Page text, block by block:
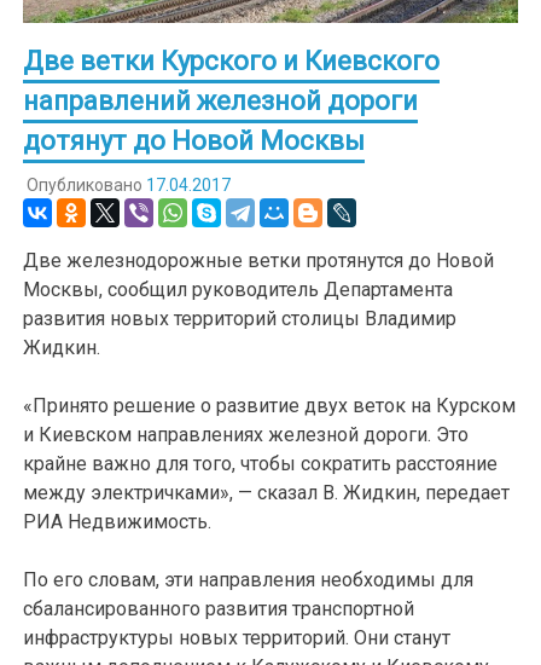
Две ветки Курского и Киевского
направлений железной дороги
дотянут до Новой Москвы
Опубликовано 17.04.2017
Две железнодорожные ветки протянутся до Новой
Москвы, сообщил руководитель Департамента
развития новых территорий столицы Владимир
Жидкин.
«Принято решение о развитие двух веток на Курском
и Киевском направлениях железной дороги. Это
крайне важно для того, чтобы сократить расстояние
между электричками», — сказал В. Жидкин, передает
РИА Недвижимость.
По его словам, эти направления необходимы для
сбалансированного развития транспортной
инфраструктуры новых территорий. Они станут